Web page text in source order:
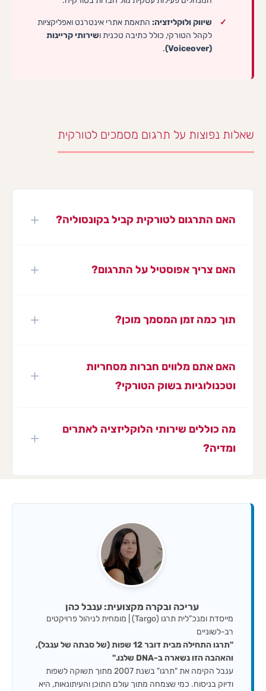
שיווק ולוקליזציה: התאמת אתרי אינטרנט ואפליקציות
לקהל הטורקי, כולל כתיבה טכנית ושירותי קריינות
(Voiceover)
.
שאלות נפוצות על תרגום מסמכים לטורקית
האם התרגום לטורקית קביל בקונסוליה?
האם צריך אפוסטיל על התרגום?
תוך כמה זמן המסמך מוכן?
האם אתם מלווים חברות מסחריות
וטכנולוגיות בשוק הטורקי?
מה כוללים שירותי הלוקליזציה לאתרים
ומדיה?
עריכה ובקרה מקצועית: ענבל כהן
מייסדת ומנכ"לית תרגו (Targo) | מומחית לניהול פרויקטים
רב-לשוניים
"תרגו התחילה מבית דובר 12 שפות (של סבתה של ענבל),
והאהבה הזו נשארה ב-DNA שלנו."
ענבל הקימה את "תרגו" בשנת 2007 מתוך תשוקה לשפות
ודיוק בניסוח. כמי שצמחה מתוך עולם התוכן והעיתונאות, היא